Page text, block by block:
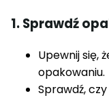
1. Sprawdź
Upewnij się,
opakowaniu.
Sprawdź,